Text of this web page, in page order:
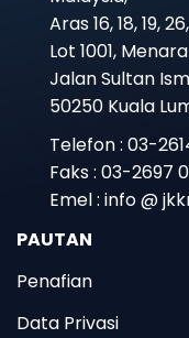
Aras 16, 18, 19,
Lot 1001,
Jalan Sultan
50250 Kuala
Telefon : 03-
Faks : 03-2697
Emel : info @
PAUTAN
Penafian
Data Privasi